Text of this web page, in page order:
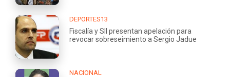
DEPORTES13
Fiscalía y SII presentan apelación para
revocar sobreseimiento a Sergio Jadue
NACIONAL